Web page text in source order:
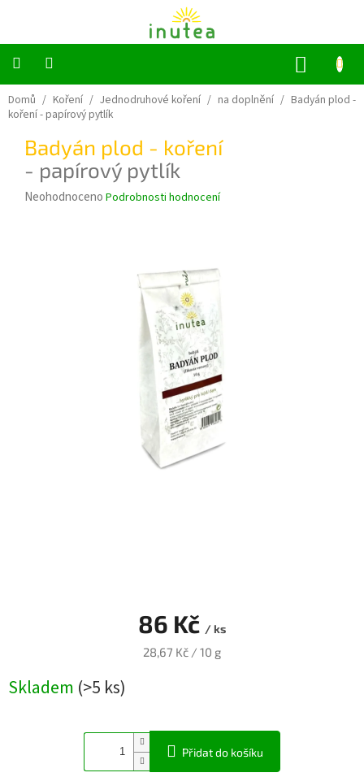
Bylinné
a
ovocné
Jednodruhové
bylinky
Domů / Koření / Jednodruhové koření / na doplnění / Badyán plod -
koření- papírový pytlík
Badyán plod - koření
- papírový pytlík
Průměrné
Neohodnoceno Podrobnosti hodnocení
86 Kč / ks
Měrná
28,67 Kč / 10 g
Skladem (>5 ks)
Přidat do košíku